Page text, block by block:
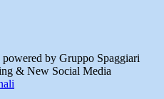
by Gruppo Spaggiari
& New Social Media